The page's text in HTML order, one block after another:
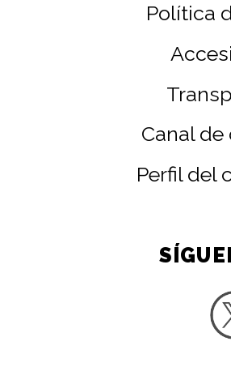
Política
Canal
Perfil del